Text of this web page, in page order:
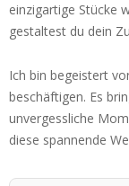
einzigartige Stücke
gestaltest du dein
Ich bin begeistert
beschäftigen. Es
unvergessliche
diese spannende